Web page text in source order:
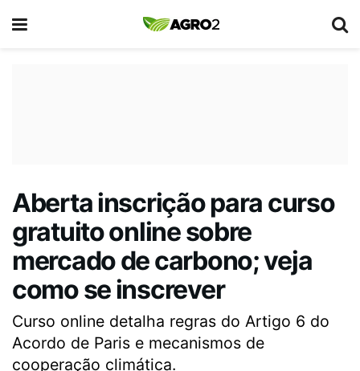
Aberta inscrição para curso
gratuito online sobre
mercado de carbono; veja
como se inscrever
Curso online detalha regras do Artigo 6 do
Acordo de Paris e mecanismos de
cooperação climática.